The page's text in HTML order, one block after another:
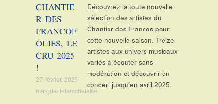
CHANTIE
R DES
FRANCOF
OLIES, LE
CRU 2025
!
27 février 2025
margueritelarochelaise
Découvrez la toute nouvelle
sélection des artistes du
Chantier des Francos pour
cette nouvelle saison. Treize
artistes aux univers musicaux
variés à écouter sans
modération et découvrir en
concert jusqu’en avril 2025.